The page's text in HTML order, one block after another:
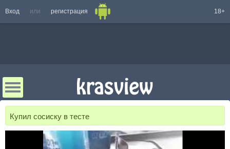
Вход или регистрация 18+
Купил сосиску в тесте